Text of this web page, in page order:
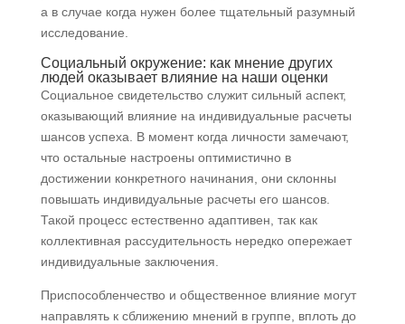
а в случае когда нужен более тщательный разумный
исследование.
Социальный окружение: как мнение других
людей оказывает влияние на наши оценки
Социальное свидетельство служит сильный аспект,
оказывающий влияние на индивидуальные расчеты
шансов успеха. В момент когда личности замечают,
что остальные настроены оптимистично в
достижении конкретного начинания, они склонны
повышать индивидуальные расчеты его шансов.
Такой процесс естественно адаптивен, так как
коллективная рассудительность нередко опережает
индивидуальные заключения.
Приспособленчество и общественное влияние могут
направлять к сближению мнений в группе, вплоть до